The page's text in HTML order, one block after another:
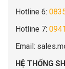
Hotline 6:
Hotline 7:
Email:
HỆ THỐNG